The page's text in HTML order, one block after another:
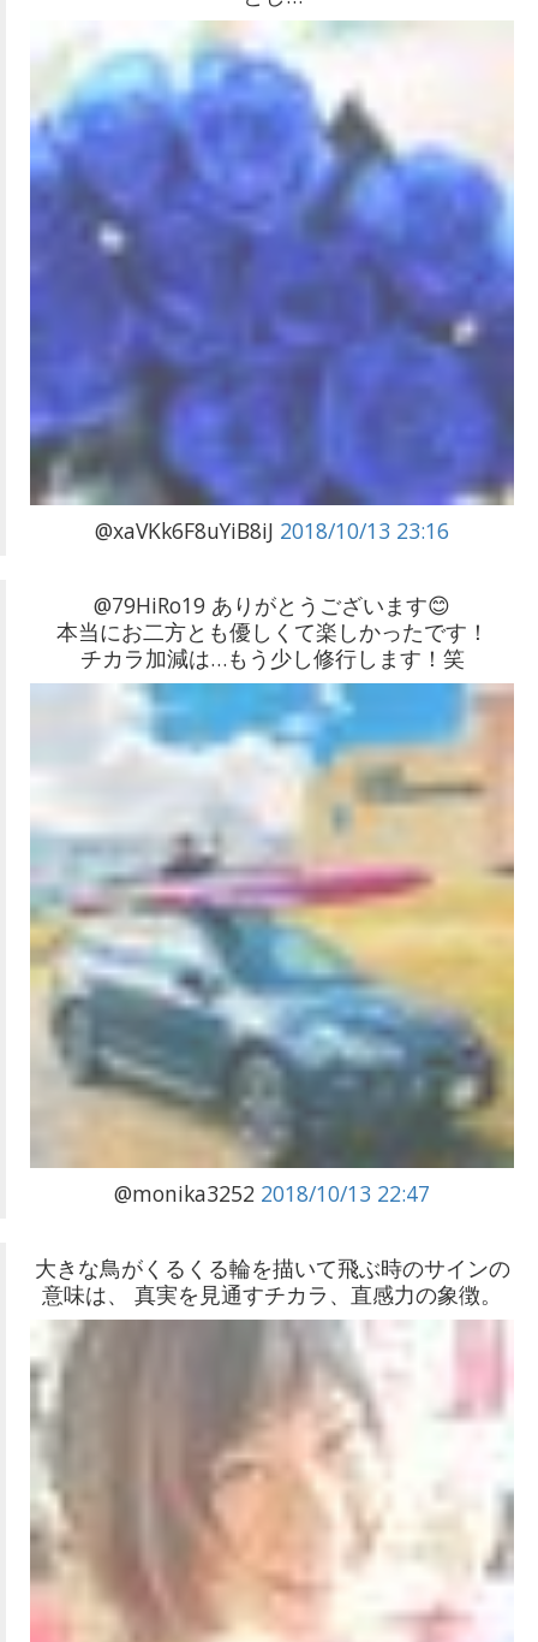
@xaVKk6F8uYiB8iJ 2018/10/13 23:16
@79HiRo19 ありがとうございます😊
本当にお二方とも優しくて楽しかったです！
チカラ加減は…もう少し修行します！笑
@monika3252 2018/10/13 22:47
大きな鳥がくるくる輪を描いて飛ぶ時のサインの
意味は、 真実を見通すチカラ、直感力の象徴。